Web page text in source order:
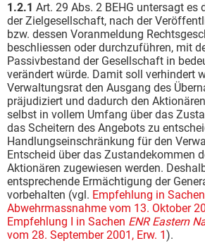
1.2.1 Art. 29 Abs. 2 BEHG untersagt es
der Zielgesellschaft, nach der
bzw. dessen Voranmeldung
beschliessen oder durchzuführen, mit
Passivbestand der Gesellschaft in
verändert würde. Damit soll verhindert
Verwaltungsrat den Ausgang des
präjudiziert und dadurch den
selbst in vollem Umfang über das
das Scheitern des Angebots zu
Handlungseinschränkung für den
Entscheid über das Zustandekommen
Aktionären zugewiesen werden.
entsprechende Ermächtigung der
vorbehalten (vgl. Empfehlung in Sachen
Abwehrmassnahme vom 13. Oktober
Empfehlung I in Sachen ENR Eastern
vom 28. September 2001, Erw. 1).